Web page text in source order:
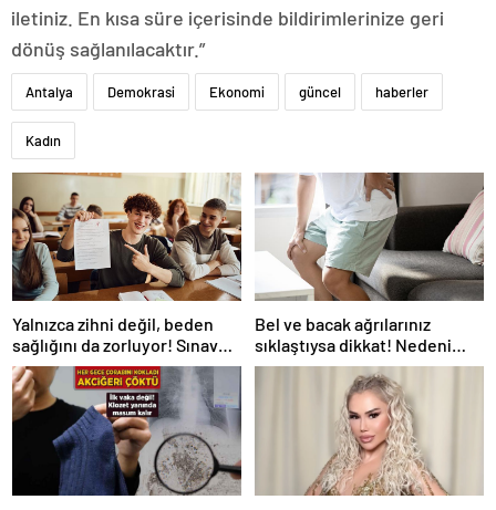
iletiniz. En kısa süre içerisinde bildirimlerinize geri
dönüş sağlanılacaktır.”
Antalya Demokrasi Ekonomi güncel haberler
Kadın
Yalnızca zihni değil, beden
sağlığını da zorluyor! Sınavda
başarı tabakta başlıyor
Bel ve bacak ağrılarınız
sıklaştıysa dikkat! Nedeni
omurga kanalı darlığı olabilir